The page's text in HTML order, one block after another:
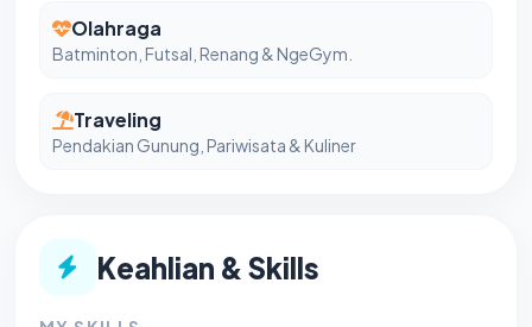
Olahraga
Batminton, Futsal, Renang & NgeGym.
Traveling
Pendakian Gunung, Pariwisata & Kuliner
Keahlian & Skills